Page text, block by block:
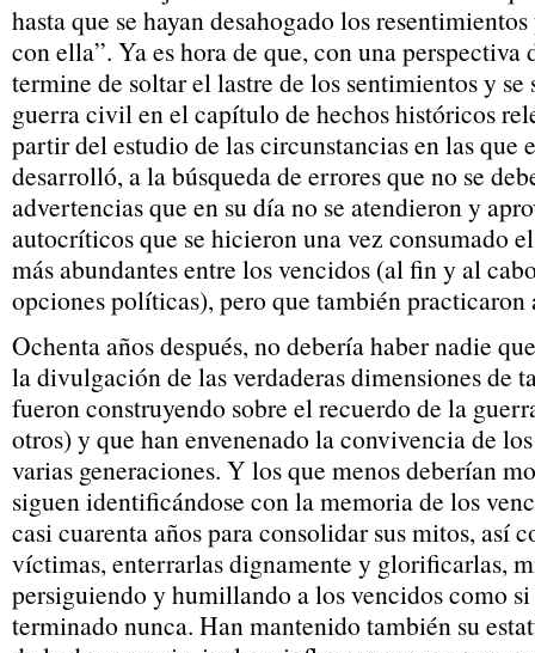
hasta que se hayan desahogado los
con ella”. Ya es hora de que, con una perspectiva
termine de soltar el lastre de los sentimientos y
guerra civil en el capítulo de hechos históricos
partir del estudio de las circunstancias en las que
desarrolló, a la búsqueda de errores que no se
advertencias que en su día no se atendieron y
autocríticos que se hicieron una vez consumado
más abundantes entre los vencidos (al fin y al
opciones políticas), pero que también practicaron
Ochenta años después, no debería haber nadie
la divulgación de las verdaderas dimensiones de
fueron construyendo sobre el recuerdo de la
otros) y que han envenenado la convivencia de
varias generaciones. Y los que menos deberían
siguen identificándose con la memoria de los
casi cuarenta años para consolidar sus mitos, así
víctimas, enterrarlas dignamente y glorificarlas,
persiguiendo y humillando a los vencidos como
terminado nunca. Han mantenido también su